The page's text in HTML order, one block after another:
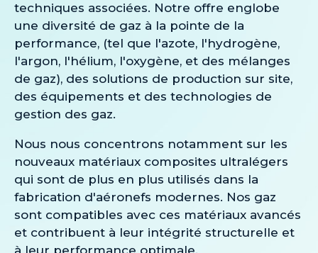
techniques associées. Notre offre englobe
une diversité de gaz à la pointe de la
performance, (tel que l'azote, l'hydrogène,
l'argon, l'hélium, l'oxygène, et des mélanges
de gaz), des solutions de production sur site,
des équipements et des technologies de
gestion des gaz.
Nous nous concentrons notamment sur les
nouveaux matériaux composites ultralégers
qui sont de plus en plus utilisés dans la
fabrication d'aéronefs modernes. Nos gaz
sont compatibles avec ces matériaux avancés
et contribuent à leur intégrité structurelle et
à leur performance optimale.